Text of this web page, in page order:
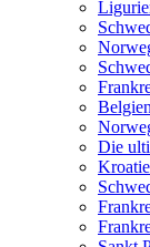
Belgien
Die